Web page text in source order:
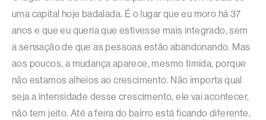
uma capital hoje badalada. É o lugar que eu moro há 37
anos e que eu queria que estivesse mais integrado, sem
a sensação de que as pessoas estão abandonando. Mas
aos poucos, a mudança aparece, mesmo tímida, porque
não estamos alheios ao crescimento. Não importa qual
seja a intensidade desse crescimento, ele vai acontecer,
não tem jeito. Até a feira do bairro está ficando diferente,